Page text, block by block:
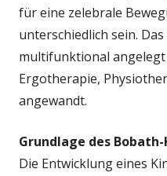
für eine zelebrale
unterschiedlich sein.
multifunktional
Ergotherapie,
angewandt.
Grundlage des
Die Entwicklung eines